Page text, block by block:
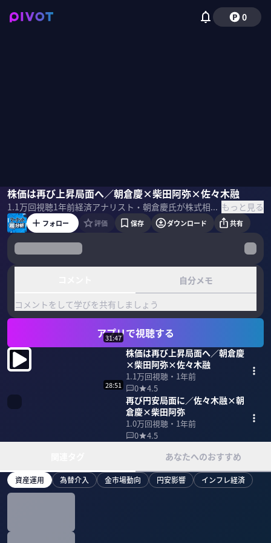
0
株価は再び上昇局面へ／朝倉慶×柴田阿弥×佐々木融
1.1万回視聴1年前 経済アナリスト・朝倉慶氏が株式相場解説を行う、「マーケット超分析」。日米ともに株価が下がった局面だが、朝倉氏は今後再び上昇に転じると話す。 もっと見る
佐々木融朝倉慶柴田阿弥
フォロー 評価 保存 ダウンロード 共有
自分メモ
コメントをして学びを共有しましょう
アプリで視聴する
31:47
株価は再び上昇局面へ／朝倉慶
×柴田阿弥×佐々木融
1.1万回視聴・ 1年前
0
4.5
28:51
再び円安局面に／佐々木融×朝
倉慶×柴田阿弥
1.0万回視聴・ 1年前
0
4.5
あなたへのおすすめ
資産運用 為替介入 金市場動向 円安影響 インフレ経済